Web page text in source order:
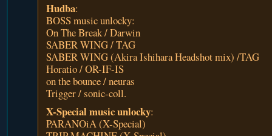
Hudba:
BOSS music unlocky:
On The Break / Darwin
SABER WING / TAG
SABER WING (Akira Ishihara Headshot mix) /TAG
Horatio / OR-IF-IS
on the bounce / neuras
Trigger / sonic-coll.
X-Special music unlocky:
PARANOiA (X-Special)